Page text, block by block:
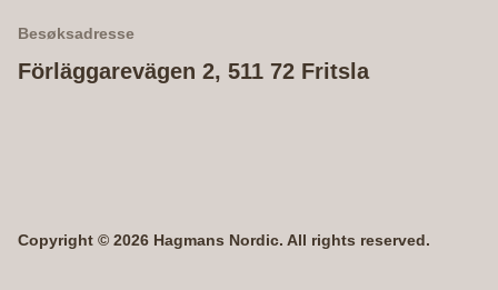
Besøksadresse
Förläggarevägen 2, 511 72 Fritsla
Copyright © 2026 Hagmans Nordic. All rights reserved.